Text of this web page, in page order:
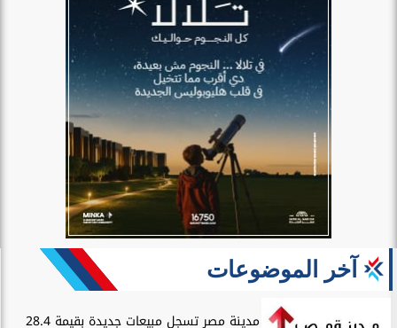
آخر الموضوعات
مدينة مصر تسجل مبيعات جديدة بقيمة 28.4